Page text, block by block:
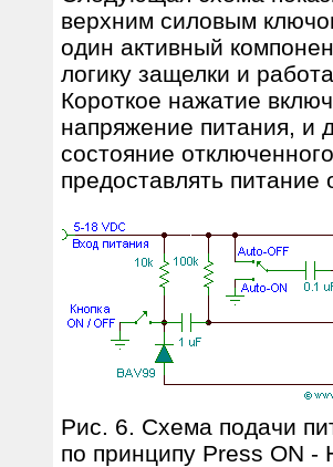
верхним силовым
один активный
логику защелки и
Короткое нажатие
напряжение питания, и
состояние
предоставлять
Рис. 6. Схема подачи
по принципу Press ON -